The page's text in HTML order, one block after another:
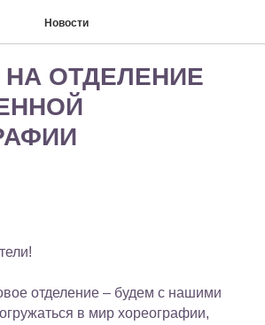
Новости
НА ОТДЕЛЕНИЕ
отделение – будем с нашими
в мир хореографии,